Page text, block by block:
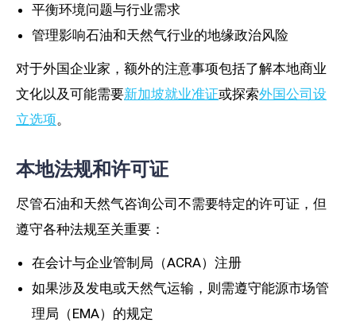
平衡环境问题与行业需求
管理影响石油和天然气行业的地缘政治风险
对于外国企业家，额外的注意事项包括了解本地商业
文化以及可能需要新加坡就业准证或探索外国公司设
立选项。
本地法规和许可证
尽管石油和天然气咨询公司不需要特定的许可证，但
遵守各种法规至关重要：
在会计与企业管制局（ACRA）注册
如果涉及发电或天然气运输，则需遵守能源市场管
理局（EMA）的规定